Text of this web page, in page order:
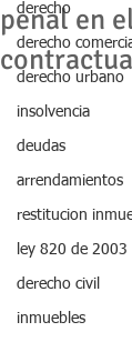
derecho
derecho
derecho urbano
insolvencia
deudas
arrendamientos
restitucion
ley 820 de 2003
derecho civil
inmuebles
penal en